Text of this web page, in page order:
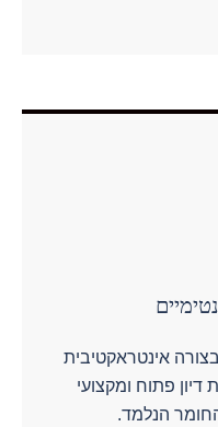
אינטראקטיבית
פתוח ומקצועי
הנלמד.